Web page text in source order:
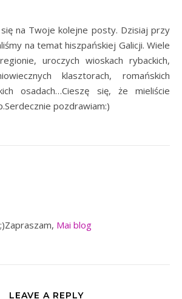
na Twoje kolejne posty. Dzisiaj przy
na temat hiszpańskiej Galicji. Wiele
uroczych wioskach rybackich,
klasztorach, romańskich
osadach…Cieszę się, że mieliście
pozdrawiam:)
Mai blog
LEAVE A REPLY